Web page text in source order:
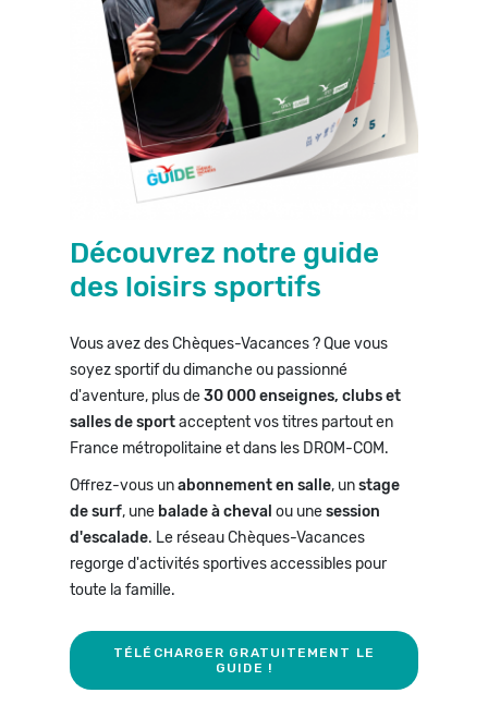
Découvrez notre guide
des loisirs sportifs
Vous avez des Chèques-Vacances ? Que vous
soyez sportif du dimanche ou passionné
d'aventure, plus de30 000 enseignes, clubs et
salles de sportacceptent vos titres partout en
France métropolitaine et dans les DROM-COM.
Offrez-vous unabonnement en salle, unstage
de surf, une balade à cheval ou unesession
d'escalade. Le réseau Chèques-Vacances
regorge d'activités sportives accessibles pour
toute la famille.
TÉLÉCHARGER GRATUITEMENT LE
GUIDE !